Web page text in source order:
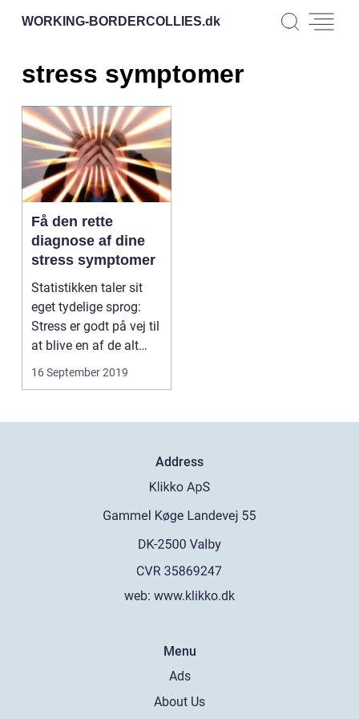
WORKING-BORDERCOLLIES.dk
stress symptomer
Få den rette
diagnose af dine
stress symptomer
Statistikken taler sit
eget tydelige sprog:
Stress er godt på vej til
at blive en af de alt
do...
16 September 2019
Address
web: www.klikko.dk
Menu
Ads
About Us